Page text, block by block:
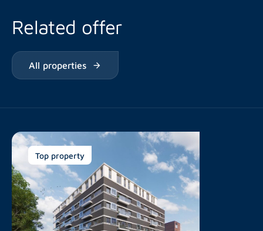
Related offer
All properties
Top property